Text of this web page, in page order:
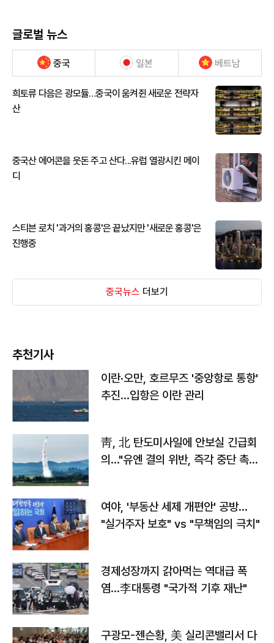
글로벌 뉴스
중국 일본 베트남
희토류 다음은 광모듈…중국이 움켜쥔 새로운 전략자
산
중국산 에어콘을 웃돈 주고 산다...유럽 열광시킨 메이
디
스티븐 로치 '과거의 홍콩'은 끝났지만 '새로운 홍콩'은
진행중
중국뉴스 더보기
추천기사
이란·오만, 호르무즈 '중앙항로 통항'
추진…입항은 이란 관리
靑, 北 탄도미사일에 안보실 긴급회
의…"유엔 결의 위반, 즉각 중단 촉
여야, '부동산 세제 개편안' 공방…
"실거주자 보호" vs "무책임의 극치"
경제성장까지 갉아먹는 역대급 폭
염…李대통령 "국가적 기후 재난"
구광모-젠슨황, 美 실리콘밸리서 다